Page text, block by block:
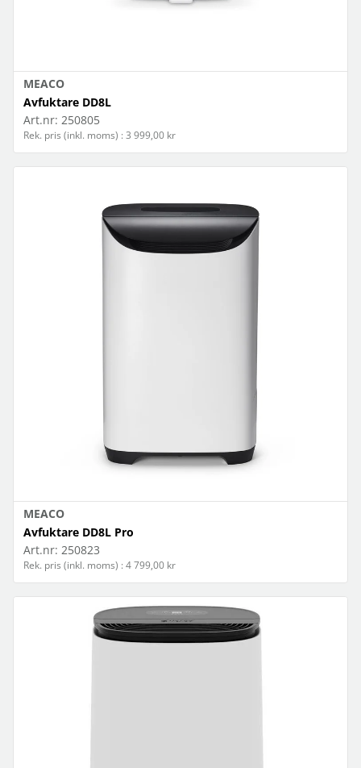
MEACO
Avfuktare DD8L
Art.nr: 250805
Rek. pris (inkl. moms) : 3 999,00 kr
MEACO
Avfuktare DD8L Pro
Art.nr: 250823
Rek. pris (inkl. moms) : 4 799,00 kr